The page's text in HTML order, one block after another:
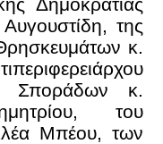
της
κ.
Σποράδων κ.
του
Μπέου, των